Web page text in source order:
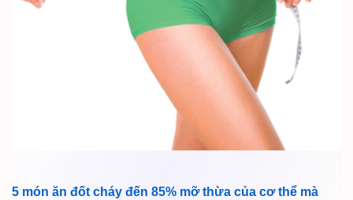
5 món ăn đốt cháy đến 85% mỡ thừa của cơ thể mà